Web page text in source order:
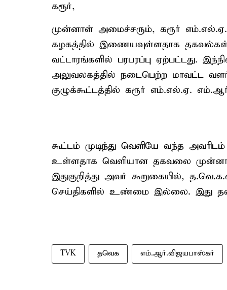
கரூர்,
முன்னாள் அமைச்சரும், கரூர்
கழகத்தில் இணையவுள்ளதாக
வட்டாரங்களில் பரபரப்பு ஏற்பட்டது.
அலுவலகத்தில் நடைபெற்ற மாவட்ட
குழுக்கூட்டத்தில் கரூர் எம்.எல்.ஏ.
கூட்டம் முடிந்து வௌியே வந்த
உள்ளதாக வெளியான தகவலை
இதுகுறித்து அவர் கூறுகையில்,
செய்திகளில் உண்மை இல்லை. இது
TVK தவெக எம்.ஆர்.விஜயபாஸ்கர்